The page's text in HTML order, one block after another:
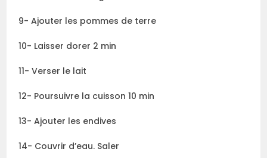
9- Ajouter les pommes de terre
10- Laisser dorer 2 min
11- Verser le lait
12- Poursuivre la cuisson 10 min
13- Ajouter les endives
14- Couvrir d’eau. Saler